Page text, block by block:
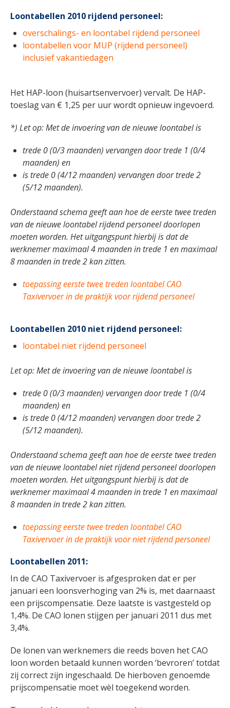
Loontabellen 2010 rijdend personeel:
overschalings- en loontabel rijdend personeel
loontabellen voor MUP (rijdend personeel)
inclusief vakantiedagen
Het HAP-loon (huisartsenvervoer) vervalt. De HAP-
toeslag van € 1,25 per uur wordt opnieuw ingevoerd.
*) Let op: Met de invoering van de nieuwe loontabel is
trede 0 (0/3 maanden) vervangen door trede 1 (0/4
maanden) en
is trede 0 (4/12 maanden) vervangen door trede 2
(5/12 maanden).
Onderstaand schema geeft aan hoe de eerste twee treden
van de nieuwe loontabel rijdend personeel doorlopen
moeten worden. Het uitgangspunt hierbij is dat de
werknemer maximaal 4 maanden in trede 1 en maximaal
8 maanden in trede 2 kan zitten.
toepassing eerste twee treden loontabel CAO
Taxivervoer in de praktijk voor rijdend personeel
Loontabellen 2010 niet rijdend personeel:
loontabel niet rijdend personeel
Let op: Met de invoering van de nieuwe loontabel is
trede 0 (0/3 maanden) vervangen door trede 1 (0/4
maanden) en
is trede 0 (4/12 maanden) vervangen door trede 2
(5/12 maanden).
Onderstaand schema geeft aan hoe de eerste twee treden
van de nieuwe loontabel niet rijdend personeel doorlopen
moeten worden. Het uitgangspunt hierbij is dat de
werknemer maximaal 4 maanden in trede 1 en maximaal
8 maanden in trede 2 kan zitten.
toepassing eerste twee treden loontabel CAO
Taxivervoer in de praktijk voor niet rijdend personeel
Loontabellen 2011:
In de CAO Taxivervoer is afgesproken dat er per
januari een loonsverhoging van 2% is, met daarnaast
een prijscompensatie. Deze laatste is vastgesteld op
1,4%. De CAO lonen stijgen per januari 2011 dus met
3,4%.
De lonen van werknemers die reeds boven het CAO
loon worden betaald kunnen worden ‘bevroren’ totdat
zij correct zijn ingeschaald. De hierboven genoemde
prijscompensatie moet wèl toegekend worden.